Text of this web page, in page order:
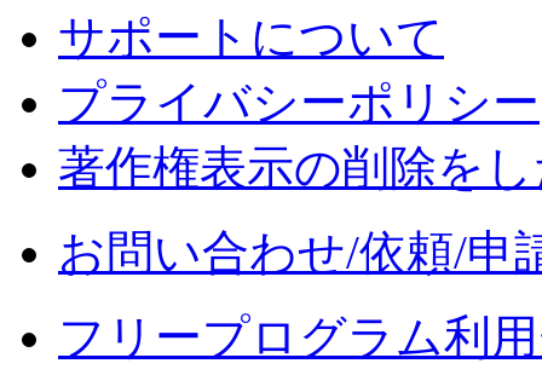
サポートについて
プライバシーポリシー
著作権表示の削除を
お問い合わせ/依頼/申
フリープログラム利